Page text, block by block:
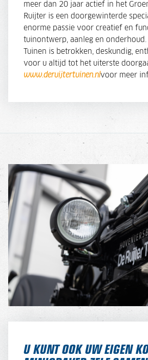
meer dan 20 jaar actief in het
Ruijter is een doorgewinterde
enorme passie voor creatief en
tuinontwerp, aanleg en onderhoud.
Tuinen is betrokken, deskundig,
voor u altijd tot het uiterste
www.deruijtertuinen.nlvoor meer
U KUNT OOK UW EIGEN